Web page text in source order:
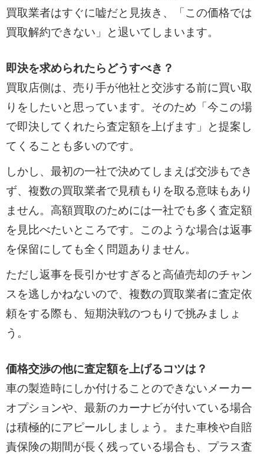
買取業者はすぐに嘘だと見抜き、「この価格では
買取解約できない」と退いてしまいます。
即決を求められたらどうすべき？
買取店側は、売り手が他社と交渉する前に買い取
りをしたいと思っています。そのため「今この場
で即決してくれたら査定額を上げます」と提案し
てくることも多いのです。
しかし、最初の一社で決めてしまえば交渉もでき
ず、複数の買取業者で見積もりを取る意味もあり
ません。高額買取のためには一社でも多く査定額
を見比べたいところです。このような場合は返事
を保留にしても全く問題ありません。
ただし返事を長引かせすぎると高値売却のチャン
スを逃しかねないので、複数の買取業者に査定依
頼をする際も、短期決戦のつもりで挑みましょ
う。
価格交渉の他に査定額を上げるコツは？
車の製造時にしか付けることのできないメーカー
オプションや、最新のカーナビが付いている場合
は積極的にアピールしましょう。また車検や自賠
責保険の期間が長く残っている場合も、プラス査